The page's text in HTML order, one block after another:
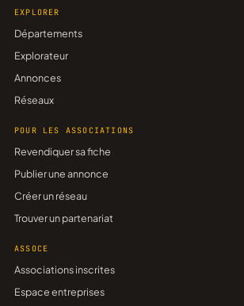
EXPLORER
Départements
Explorateur
Annonces
Réseaux
POUR LES ASSOCIATIONS
Revendiquer sa fiche
Publier une annonce
Créer un réseau
Trouver un partenariat
ASSOCE
Associations inscrites
Espace entreprises